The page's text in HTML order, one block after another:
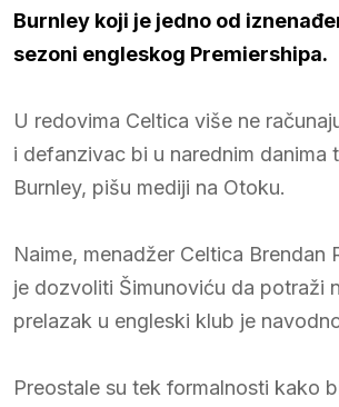
Burnley koji je jedno od
sezoni engleskog Premiershipa.
U redovima Celtica više ne
i defanzivac bi u narednim danima
Burnley, pišu mediji na Otoku.
Naime, menadžer Celtica Brendan
je dozvoliti Šimunoviću da potraži
prelazak u engleski klub je
Preostale su tek formalnosti kako